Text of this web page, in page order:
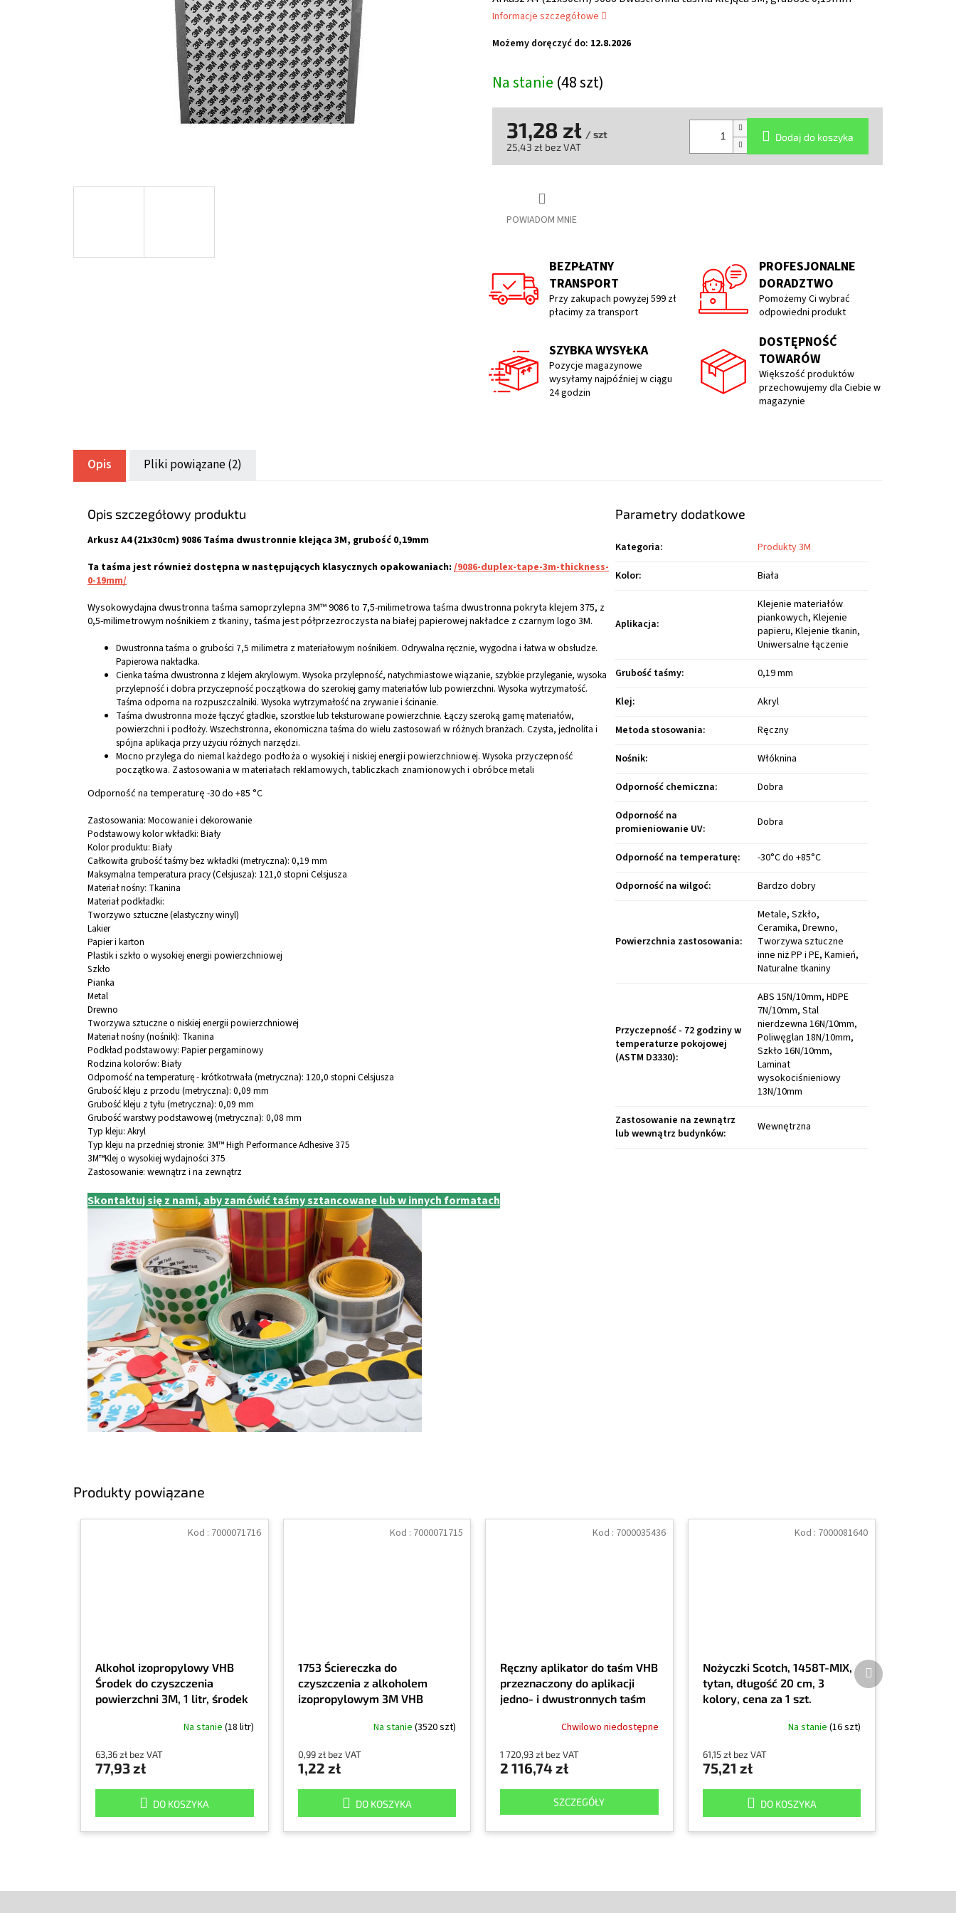
Na stanie (48 szt)
Możemy doręczyć do: 12.8.2026
Informacje szczegółowe
POWIADOM MNIE
31,28 zł / szt
25,43 zł bez VAT
Dodaj do koszyka
wynosi
0,0
na
5
BEZPŁATNY
TRANSPORT
Przy zakupach powyżej 599 zł
płacimy za transport
PROFESJONALNE
DORADZTWO
Pomożemy Ci wybrać
odpowiedni produkt
SZYBKA WYSYŁKA
Pozycje magazynowe
wysyłamy najpóźniej w ciągu
24 godzin
DOSTĘPNOŚĆ
TOWARÓW
Większość produktów
przechowujemy dla Ciebie w
magazynie
Produkty powiązane
Alkohol izopropylowy VHB
Środek do czyszczenia
powierzchni 3M, 1 litr, środek
Na stanie (18 litr)
63,36 zł bez VAT
77,93 zł
DO KOSZYKA
Kod : 7000071716
1753 Ściereczka do
czyszczenia z alkoholem
izopropylowym 3M VHB
Na stanie (3520 szt)
0,99 zł bez VAT
1,22 zł
DO KOSZYKA
Kod : 7000071715
Ręczny aplikator do taśm VHB
przeznaczony do aplikacji
jedno- i dwustronnych taśm
Chwilowo niedostępne
1 720,93 zł bez VAT
2 116,74 zł
SZCZEGÓŁY
Kod : 7000035436
Nożyczki Scotch, 1458T-MIX,
tytan, długość 20 cm, 3
kolory, cena za 1 szt.
Na stanie (16 szt)
61,15 zł bez VAT
75,21 zł
DO KOSZYKA
Kod : 7000081640
Produkt
następny
Opis Pliki powiązane (2)
Opis szczegółowy produktu
Arkusz A4 (21x30cm) 9086 Taśma dwustronnie klejąca 3M, grubość 0,19mm
Ta taśma jest również dostępna w następujących klasycznych opakowaniach: /9086-duplex-tape-3m-thickness-
0-19mm/
Wysokowydajna dwustronna taśma samoprzylepna 3M™ 9086 to 7,5-milimetrowa taśma dwustronna pokryta klejem 375, z
0,5-milimetrowym nośnikiem z tkaniny, taśma jest półprzezroczysta na białej papierowej nakładce z czarnym logo 3M.
Dwustronna taśma o grubości 7,5 milimetra z materiałowym nośnikiem. Odrywalna ręcznie, wygodna i łatwa w obsłudze.
Papierowa nakładka.
Cienka taśma dwustronna z klejem akrylowym. Wysoka przylepność, natychmiastowe wiązanie, szybkie przyleganie, wysoka
przylepność i dobra przyczepność początkowa do szerokiej gamy materiałów lub powierzchni. Wysoka wytrzymałość.
Taśma odporna na rozpuszczalniki. Wysoka wytrzymałość na zrywanie i ścinanie.
Taśma dwustronna może łączyć gładkie, szorstkie lub teksturowane powierzchnie. Łączy szeroką gamę materiałów,
powierzchni i podłoży. Wszechstronna, ekonomiczna taśma do wielu zastosowań w różnych branżach. Czysta, jednolita i
spójna aplikacja przy użyciu różnych narzędzi.
Mocno przylega do niemal każdego podłoża o wysokiej i niskiej energii powierzchniowej. Wysoka przyczepność
początkowa. Zastosowania w materiałach reklamowych, tabliczkach znamionowych i obróbce metali
Odporność na temperaturę -30 do +85 °C
Zastosowania: Mocowanie i dekorowanie
Podstawowy kolor wkładki: Biały
Kolor produktu: Biały
Całkowita grubość taśmy bez wkładki (metryczna): 0,19 mm
Maksymalna temperatura pracy (Celsjusza): 121,0 stopni Celsjusza
Materiał nośny: Tkanina
Materiał podkładki:
Tworzywo sztuczne (elastyczny winyl)
Lakier
Papier i karton
Plastik i szkło o wysokiej energii powierzchniowej
Szkło
Pianka
Metal
Drewno
Tworzywa sztuczne o niskiej energii powierzchniowej
Materiał nośny (nośnik): Tkanina
Podkład podstawowy: Papier pergaminowy
Rodzina kolorów: Biały
Odporność na temperaturę - krótkotrwała (metryczna): 120,0 stopni Celsjusza
Grubość kleju z przodu (metryczna): 0,09 mm
Grubość kleju z tyłu (metryczna): 0,09 mm
Grubość warstwy podstawowej (metryczna): 0,08 mm
Typ kleju: Akryl
Typ kleju na przedniej stronie: 3M™ High Performance Adhesive 375
3M™Klej o wysokiej wydajności 375
Zastosowanie: wewnątrz i na zewnątrz
Skontaktuj się z nami, aby zamówić taśmy sztancowane lub w innych formatach
Parametry dodatkowe
Kategoria:
Produkty 3M
Kolor: Biała
Aplikacja:
Klejenie materiałów
piankowych, Klejenie
papieru, Klejenie tkanin,
Uniwersalne łączenie
Grubość taśmy:
0,19 mm
Klej:
Akryl
Metoda stosowania:
Ręczny
Nośnik:
Włóknina
Odporność chemiczna:
Dobra
Odporność na
promieniowanie UV: Dobra
Odporność na temperaturę:
-30°C do +85°C
Odporność na wilgoć: Bardzo dobry
Powierzchnia zastosowania:
Metale, Szkło,
Ceramika, Drewno,
Tworzywa sztuczne
inne niż PP i PE, Kamień,
Naturalne tkaniny
Przyczepność - 72 godziny w
temperaturze pokojowej
(ASTM D3330):
ABS 15N/10mm, HDPE
7N/10mm, Stal
nierdzewna 16N/10mm,
Poliwęglan 18N/10mm,
Szkło 16N/10mm,
Laminat
wysokociśnieniowy
13N/10mm
Zastosowanie na zewnątrz
lub wewnątrz budynków: Wewnętrzna